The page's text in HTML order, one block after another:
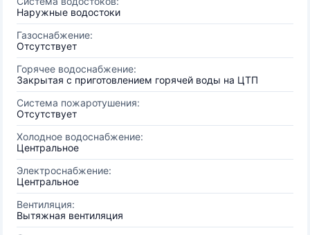
Наружные водостоки
Газоснабжение:
Отсутствует
Горячее водоснабжение:
Закрытая с приготовлением горячей воды на ЦТП
Система пожаротушения:
Отсутствует
Холодное водоснабжение:
Центральное
Электроснабжение:
Центральное
Вентиляция:
Вытяжная вентиляция